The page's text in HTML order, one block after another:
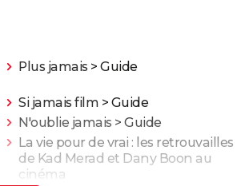
Plus jamais > Guide
Si jamais film > Guide
N'oublie jamais > Guide
La vie pour de vrai : les retrouvailles
de Kad Merad et Dany Boon au
cinéma